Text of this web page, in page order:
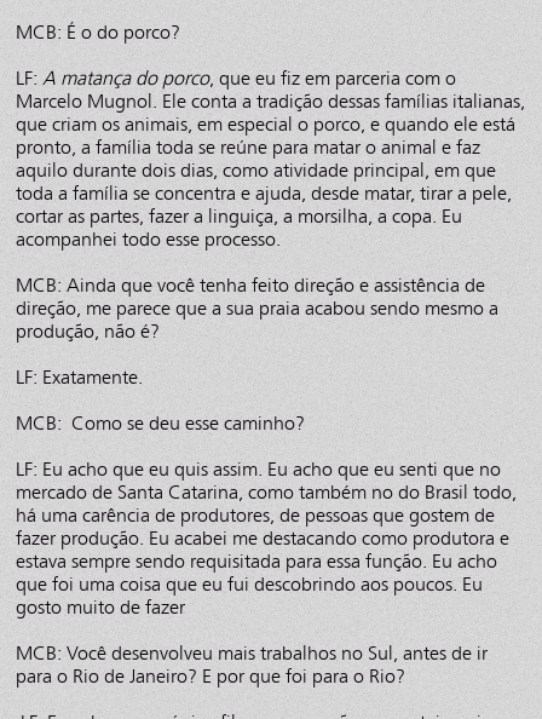
MCB: É o do porco?
LF:A matança do porco, que eu fiz em parceria com o
Marcelo Mugnol. Ele conta a tradição dessas famílias italianas,
que criam os animais, em especial o porco, e quando ele está
pronto, a família toda se reúne para matar o animal e faz
aquilo durante dois dias, como atividade principal, em que
toda a família se concentra e ajuda, desde matar, tirar a pele,
cortar as partes, fazer a linguiça, a morsilha, a copa. Eu
acompanhei todo esse processo.
MCB: Ainda que você tenha feito direção e assistência de
direção, me parece que a sua praia acabou sendo mesmo a
produção, não é?
LF: Exatamente.
MCB: Como se deu esse caminho?
LF: Eu acho que eu quis assim. Eu acho que eu senti que no
mercado de Santa Catarina, como também no do Brasil todo,
há uma carência de produtores, de pessoas que gostem de
fazer produção. Eu acabei me destacando como produtora e
estava sempre sendo requisitada para essa função. Eu acho
que foi uma coisa que eu fui descobrindo aos poucos. Eu
gosto muito de fazer
MCB: Você desenvolveu mais trabalhos no Sul, antes de ir
para o Rio de Janeiro? E por que foi para o Rio?